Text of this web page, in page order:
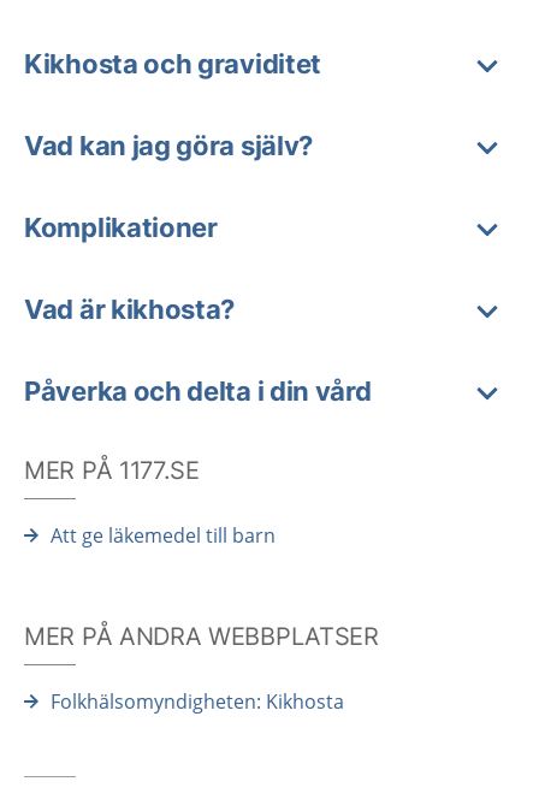
Kikhosta och graviditet
Vad kan jag göra själv?
Komplikationer
Vad är kikhosta?
Påverka och delta i din vård
MER PÅ 1177.SE
Att ge läkemedel till barn
MER PÅ ANDRA WEBBPLATSER
Folkhälsomyndigheten: Kikhosta